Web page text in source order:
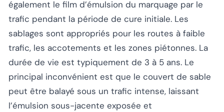
également le film d’émulsion du marquage par le
trafic pendant la période de cure initiale. Les
sablages sont appropriés pour les routes à faible
trafic, les accotements et les zones piétonnes. La
durée de vie est typiquement de 3 à 5 ans. Le
principal inconvénient est que le couvert de sable
peut être balayé sous un trafic intense, laissant
l’émulsion sous-jacente exposée et